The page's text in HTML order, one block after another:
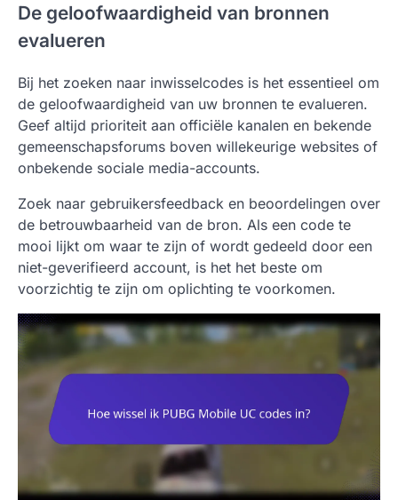
De geloofwaardigheid van bronnen
evalueren
Bij het zoeken naar inwisselcodes is het essentieel om
de geloofwaardigheid van uw bronnen te evalueren.
Geef altijd prioriteit aan officiële kanalen en bekende
gemeenschapsforums boven willekeurige websites of
onbekende sociale media-accounts.
Zoek naar gebruikersfeedback en beoordelingen over
de betrouwbaarheid van de bron. Als een code te
mooi lijkt om waar te zijn of wordt gedeeld door een
niet-geverifieerd account, is het het beste om
voorzichtig te zijn om oplichting te voorkomen.